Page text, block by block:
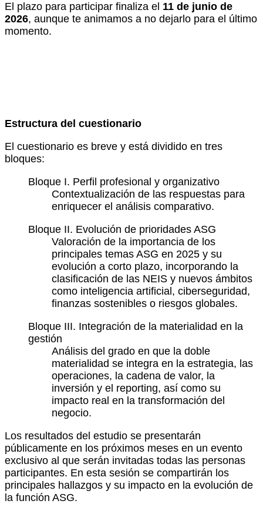
El plazo para participar finaliza el 11 de junio de
2026, aunque te animamos a no dejarlo para el último
momento.
Estructura del cuestionario
El cuestionario es breve y está dividido en tres
bloques:
Bloque I. Perfil profesional y organizativo
Contextualización de las respuestas para
enriquecer el análisis comparativo.
Bloque II. Evolución de prioridades ASG
Valoración de la importancia de los
principales temas ASG en 2025 y su
evolución a corto plazo, incorporando la
clasificación de las NEIS y nuevos ámbitos
como inteligencia artificial, ciberseguridad,
finanzas sostenibles o riesgos globales.
Bloque III. Integración de la materialidad en la
gestión
Análisis del grado en que la doble
materialidad se integra en la estrategia, las
operaciones, la cadena de valor, la
inversión y el reporting, así como su
impacto real en la transformación del
negocio.
Los resultados del estudio se presentarán
públicamente en los próximos meses en un evento
exclusivo al que serán invitadas todas las personas
participantes. En esta sesión se compartirán los
principales hallazgos y su impacto en la evolución de
la función ASG.